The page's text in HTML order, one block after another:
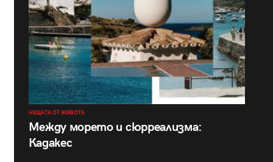
НЕЩАТА ОТ ЖИВОТА
Между морето и сюрреализма:
Кадакес